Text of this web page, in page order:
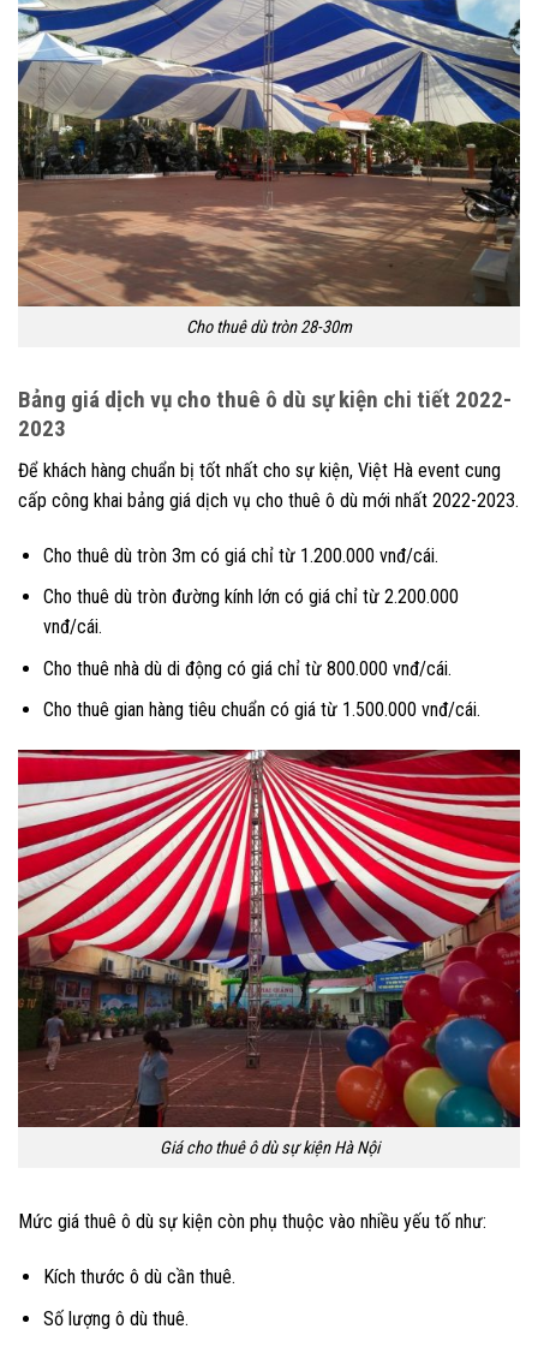
Cho thuê dù tròn 28-30m
Bảng giá dịch vụ cho thuê ô dù sự kiện chi tiết 2022-
2023
Để khách hàng chuẩn bị tốt nhất cho sự kiện, Việt Hà event cung
cấp công khai bảng giá dịch vụ cho thuê ô dù mới nhất 2022-2023.
Cho thuê dù tròn 3m có giá chỉ từ 1.200.000 vnđ/cái.
Cho thuê dù tròn đường kính lớn có giá chỉ từ 2.200.000
vnđ/cái.
Cho thuê nhà dù di động có giá chỉ từ 800.000 vnđ/cái.
Cho thuê gian hàng tiêu chuẩn có giá từ 1.500.000 vnđ/cái.
Giá cho thuê ô dù sự kiện Hà Nội
Mức giá thuê ô dù sự kiện còn phụ thuộc vào nhiều yếu tố như:
Kích thước ô dù cần thuê.
Số lượng ô dù thuê.